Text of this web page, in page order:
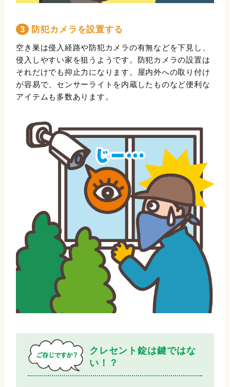
3 防犯カメラを設置する
空き巣は侵入経路や防犯カメラの有無などを下見し、
侵入しやすい家を狙うようです。防犯カメラの設置は
それだけでも抑止力になります。屋内外への取り付け
が容易で、センサーライトを内蔵したものなど便利な
アイテムも多数あります。
クレセント錠は鍵ではな
い！？